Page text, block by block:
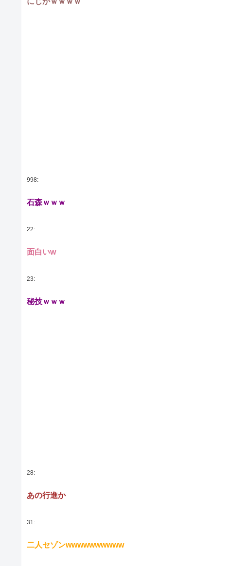
998:
石森ｗｗｗ
22:
面白いw
23:
秘技ｗｗｗ
28:
あの行進か
31:
二人セゾンwwwwwwwwww